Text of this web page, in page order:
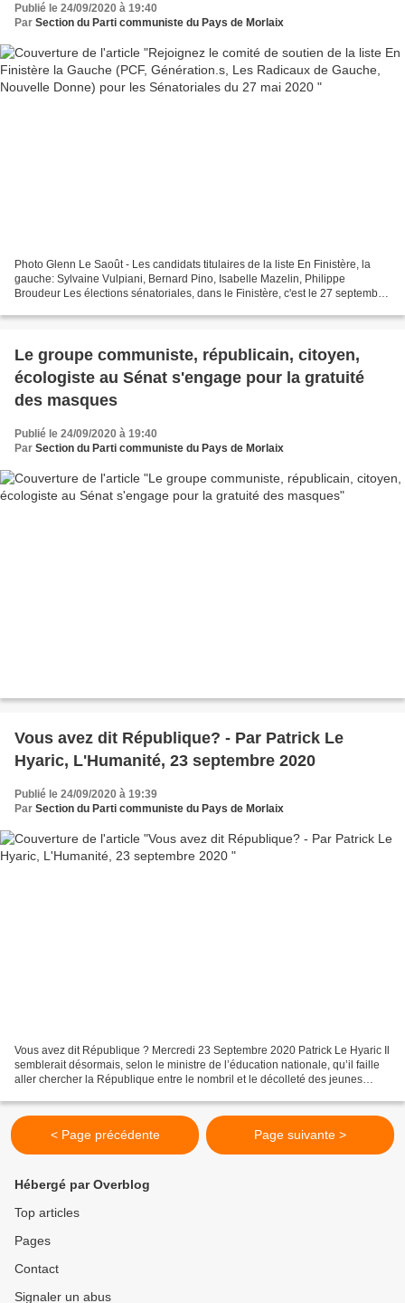
Publié le 24/09/2020 à 19:40
Par Section du Parti communiste du Pays de Morlaix
Photo Glenn Le Saoût - Les candidats titulaires de la liste En Finistère, la
gauche: Sylvaine Vulpiani, Bernard Pino, Isabelle Mazelin, Philippe
Broudeur Les élections sénatoriales, dans le Finistère, c'est le 27 septembre.
Le groupe communiste, républicain, citoyen,
écologiste au Sénat s'engage pour la gratuité
des masques
Publié le 24/09/2020 à 19:40
Par Section du Parti communiste du Pays de Morlaix
Vous avez dit République? - Par Patrick Le
Hyaric, L'Humanité, 23 septembre 2020
Publié le 24/09/2020 à 19:39
Par Section du Parti communiste du Pays de Morlaix
Vous avez dit République ? Mercredi 23 Septembre 2020 Patrick Le Hyaric Il
semblerait désormais, selon le ministre de l’éducation nationale, qu’il faille
aller chercher la République entre le nombril et le décolleté des jeunes
< Page précédente Page suivante >
Hébergé par Overblog
Top articles
Pages
Contact
Signaler un abus